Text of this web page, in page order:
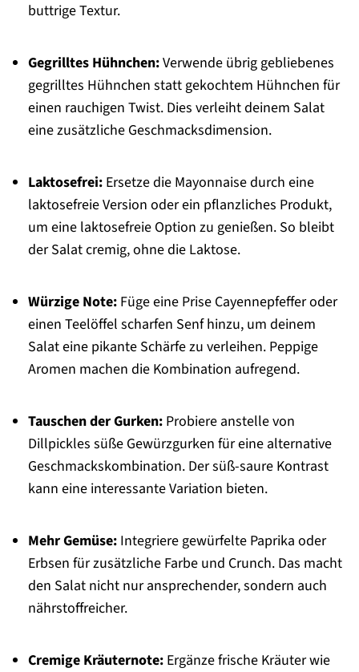
buttrige Textur.
Gegrilltes Hühnchen:Verwende übrig gebliebenes
gegrilltes Hühnchen statt gekochtem Hühnchen für
einen rauchigen Twist. Dies verleiht deinem Salat
eine zusätzliche Geschmacksdimension.
Laktosefrei:Ersetze die Mayonnaise durch eine
laktosefreie Version oder ein pflanzliches Produkt,
um eine laktosefreie Option zu genießen. So bleibt
der Salat cremig, ohne die Laktose.
Würzige Note:Füge eine Prise Cayennepfeffer oder
einen Teelöffel scharfen Senf hinzu, um deinem
Salat eine pikante Schärfe zu verleihen. Peppige
Aromen machen die Kombination aufregend.
Tauschen der Gurken:Probiere anstelle von
Dillpickles süße Gewürzgurken für eine alternative
Geschmackskombination. Der süß-saure Kontrast
kann eine interessante Variation bieten.
Mehr Gemüse:Integriere gewürfelte Paprika oder
Erbsen für zusätzliche Farbe und Crunch. Das macht
den Salat nicht nur ansprechender, sondern auch
nährstoffreicher.
Cremige Kräuternote:Ergänze frische Kräuter wie